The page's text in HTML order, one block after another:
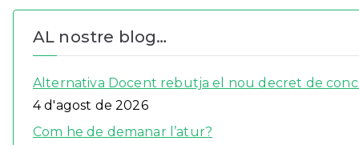
AL nostre blog…
Alternativa Docent rebutja el nou decret de
4 d'agost de 2026
Com he de demanar l’atur?